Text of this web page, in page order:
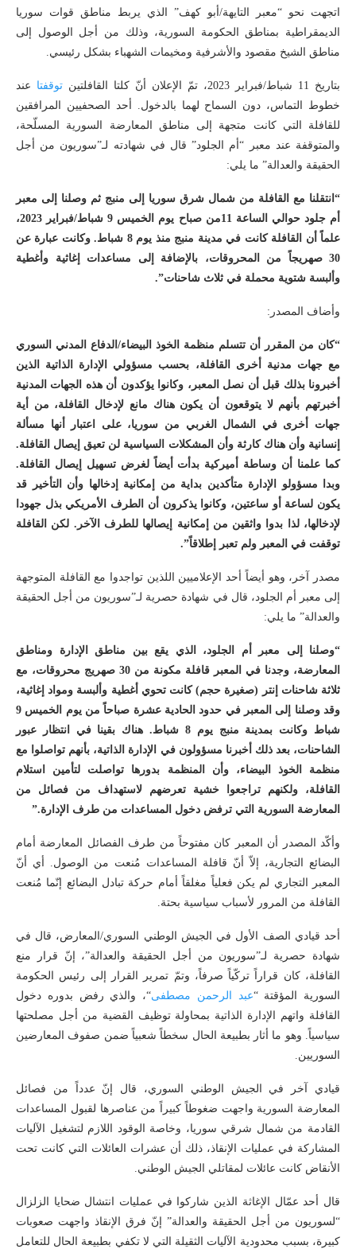
اتجهت نحو “معبر التايهة/أبو كهف” الذي يربط مناطق قوات سوريا
الديمقراطية بمناطق الحكومة السورية، وذلك من أجل الوصول إلى
مناطق الشيخ مقصود والأشرفية ومخيمات الشهباء بشكل رئيسي.
بتاريخ 11 شباط/فبراير 2023، تمّ الإعلان أنّ كلتا القافلتين توقفتا عند
خطوط التماس، دون السماح لهما بالدخول. أحد الصحفيين المرافقين
للقافلة التي كانت متجهة إلى مناطق المعارضة السورية المسلّحة،
والمتوقفة عند معبر “أم الجلود” قال في شهادته لـ”سوريون من أجل
الحقيقة والعدالة” ما يلي:
“انتقلنا مع القافلة من شمال شرق سوريا إلى منبج ثم وصلنا إلى معبر
أم جلود حوالي الساعة 11من صباح يوم الخميس 9 شباط/فبراير 2023،
علماً أن القافلة كانت في مدينة منبج منذ يوم 8 شباط. وكانت عبارة عن
30 صهريجاً من المحروقات، بالإضافة إلى مساعدات إغاثية وأغطية
وألبسة شتوية محملة في ثلاث شاحنات”.
وأضاف المصدر:
“كان من المقرر أن تتسلم منظمة الخوذ البيضاء/الدفاع المدني السوري
مع جهات مدنية أخرى القافلة، بحسب مسؤولي الإدارة الذاتية الذين
أخبرونا بذلك قبل أن نصل المعبر، وكانوا يؤكدون أن هذه الجهات المدنية
أخبرتهم بأنهم لا يتوقعون أن يكون هناك مانع لإدخال القافلة، من أية
جهات أخرى في الشمال الغربي من سوريا، على اعتبار أنها مسألة
إنسانية وأن هناك كارثة وأن المشكلات السياسية لن تعيق إيصال القافلة.
كما علمنا أن وساطة أميركية بدأت أيضاً لغرض تسهيل إيصال القافلة.
وبدا مسؤولو الإدارة متأكدين بداية من إمكانية إدخالها وأن التأخير قد
يكون لساعة أو ساعتين، وكانوا يذكرون أن الطرف الأمريكي بذل جهودا
لإدخالها، لذا بدوا واثقين من إمكانية إيصالها للطرف الآخر. لكن القافلة
توقفت في المعبر ولم تعبر إطلاقاً”.
مصدر آخر، وهو أيضاً أحد الإعلاميين اللذين تواجدوا مع القافلة المتوجهة
إلى معبر أم الجلود، قال في شهادة حصرية لـ”سوريون من أجل الحقيقة
والعدالة” ما يلي:
“وصلنا إلى معبر أم الجلود، الذي يقع بين مناطق الإدارة ومناطق
المعارضة، وجدنا في المعبر قافلة مكونة من 30 صهريج محروقات، مع
ثلاثة شاحنات إنتر (صغيرة حجم) كانت تحوي أغطية وألبسة ومواد إغاثية،
وقد وصلنا إلى المعبر في حدود الحادية عشرة صباحاً من يوم الخميس 9
شباط وكانت بمدينة منبج يوم 8 شباط. هناك بقينا في انتظار عبور
الشاحنات، بعد ذلك أخبرنا مسؤولون في الإدارة الذاتية، بأنهم تواصلوا مع
منظمة الخوذ البيضاء، وأن المنظمة بدورها تواصلت لتأمين استلام
القافلة، ولكنهم تراجعوا خشية تعرضهم لاستهداف من فصائل من
المعارضة السورية التي ترفض دخول المساعدات من طرف الإدارة.”
وأكّد المصدر أن المعبر كان مفتوحاً من طرف الفصائل المعارضة أمام
البضائع التجارية، إلاّ أنّ قافلة المساعدات مُنعت من الوصول. أي أنّ
المعبر التجاري لم يكن فعلياً مغلقاً أمام حركة تبادل البضائع إنّما مُنعت
القافلة من المرور لأسباب سياسية بحتة.
أحد قيادي الصف الأول في الجيش الوطني السوري/المعارض، قال في
شهادة حصرية لـ”سوريون من أجل الحقيقة والعدالة”، إنّ قرار منع
القافلة، كان قراراً تركّياً صرفاً، وتمّ تمرير القرار إلى رئيس الحكومة
السورية المؤقتة “عبد الرحمن مصطفى“، والذي رفض بدوره دخول
القافلة واتهم الإدارة الذاتية بمحاولة توظيف القضية من أجل مصلحتها
سياسياً. وهو ما أثار بطبيعة الحال سخطاً شعبياً ضمن صفوف المعارضين
السوريين.
قيادي آخر في الجيش الوطني السوري، قال إنّ عدداً من فصائل
المعارضة السورية واجهت ضغوطاً كبيراً من عناصرها لقبول المساعدات
القادمة من شمال شرقي سوريا، وخاصة الوقود اللازم لتشغيل الآليات
المشاركة في عمليات الإنقاذ، ذلك أن عشرات العائلات التي كانت تحت
الأنقاض كانت عائلات لمقاتلي الجيش الوطني.
قال أحد عمّال الإغاثة الذين شاركوا في عمليات انتشال ضحايا الزلزال
“لسوريون من أجل الحقيقة والعدالة” إنّ فرق الإنقاذ واجهت صعوبات
كبيرة، بسبب محدودية الآليات الثقيلة التي لا تكفي بطبيعة الحال للتعامل